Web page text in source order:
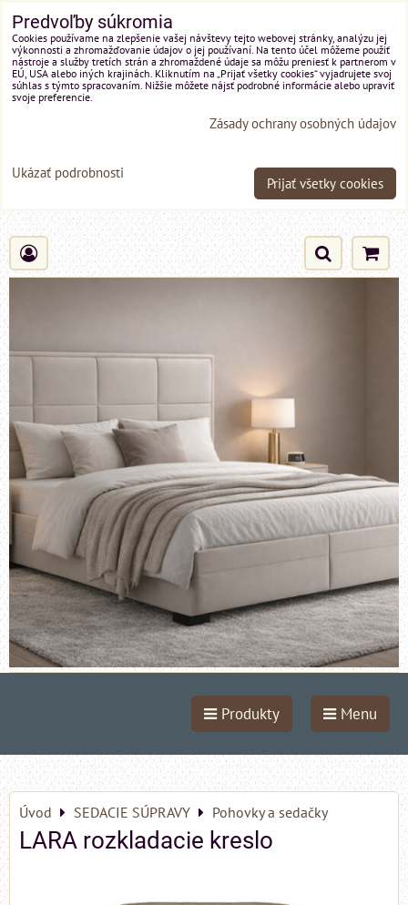
Produkty Menu
Úvod SEDACIE SÚPRAVY Pohovky a sedačky
LARA rozkladacie kreslo
Predvoľby súkromia
Cookies používame na zlepšenie vašej návštevy tejto webovej stránky, analýzu jej
výkonnosti a zhromažďovanie údajov o jej používaní. Na tento účel môžeme použiť
nástroje a služby tretích strán a zhromaždené údaje sa môžu preniesť k partnerom v
EÚ, USA alebo iných krajinách. Kliknutím na „Prijať všetky cookies“ vyjadrujete svoj
súhlas s týmto spracovaním. Nižšie môžete nájsť podrobné informácie alebo upraviť
svoje preferencie.
Zásady ochrany osobných údajov
Ukázať podrobnosti
Prijať všetky cookies